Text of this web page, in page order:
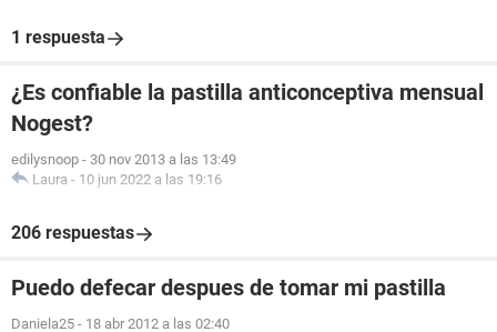
1 respuesta
¿Es confiable la pastilla anticonceptiva mensual
Nogest?
edilysnoop - 30 nov 2013 a las 13:49
Laura - 10 jun 2022 a las 19:16
206 respuestas
Puedo defecar despues de tomar mi pastilla
Daniela25 - 18 abr 2012 a las 02:40